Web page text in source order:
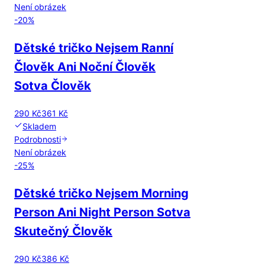
Není obrázek
-20%
Dětské tričko Nejsem Ranní
Člověk Ani Noční Člověk
Sotva Člověk
290 Kč361 Kč
Skladem
Podrobnosti
Není obrázek
-25%
Dětské tričko Nejsem Morning
Person Ani Night Person Sotva
Skutečný Člověk
290 Kč386 Kč